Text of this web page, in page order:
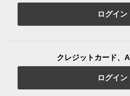
ログイン
クレジットカード、
ログイン